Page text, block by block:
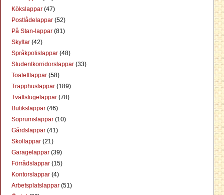
Kökslappar (47)
Postlådelappar (52)
På Stan-lappar (81)
Skyltar (42)
Språkpolislappar (48)
Studentkorridorslappar (33)
Toalettlappar (58)
Trapphuslappar (189)
Tvättstugelappar (78)
Butikslappar (46)
Soprumslappar (10)
Gårdslappar (41)
Skollappar (21)
Garagelappar (39)
Förrådslappar (15)
Kontorslappar (4)
Arbetsplatslappar (51)